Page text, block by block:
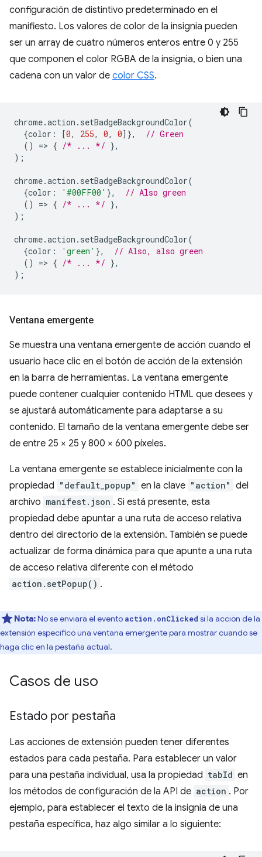
configuración de distintivo predeterminado en el
manifiesto. Los valores de color de la insignia pueden
ser un array de cuatro números enteros entre 0 y 255
que componen el color RGBA de la insignia, o bien una
cadena con un valor de color CSS.
chrome.action . setBadgeBackgroundColor(
{color : [0, 255, 0, 0]},
// Green
()
=> { /* ... */ },
);
chrome.action . setBadgeBackgroundColor(
{color : '#00FF00' },
// Also green
()
=> { /* ... */ },
);
chrome.action . setBadgeBackgroundColor(
{color : 'green' },
// Also, also green
()
=> { /* ... */ },
);
Ventana emergente
Se muestra una ventana emergente de acción cuando el
usuario hace clic en el botón de acción de la extensión
en la barra de herramientas. La ventana emergente
puede contener cualquier contenido HTML que desees y
se ajustará automáticamente para adaptarse a su
contenido. El tamaño de la ventana emergente debe ser
de entre 25 × 25 y 800 × 600 píxeles.
La ventana emergente se establece inicialmente con la
propiedad "default_popup" en la clave "action" del
archivo manifest.json . Si está presente, esta
propiedad debe apuntar a una ruta de acceso relativa
dentro del directorio de la extensión. También se puede
actualizar de forma dinámica para que apunte a una ruta
de acceso relativa diferente con el método
action.setPopup() .
Nota:No se enviará el evento action.onClicked si la acción de la
extensión especificó una ventana emergente para mostrar cuando se
haga clic en la pestaña actual.
Casos de uso
Estado por pestaña
Las acciones de extensión pueden tener diferentes
estados para cada pestaña. Para establecer un valor
para una pestaña individual, usa la propiedad tabId en
los métodos de configuración de la API de action . Por
ejemplo, para establecer el texto de la insignia de una
pestaña específica, haz algo similar a lo siguiente: